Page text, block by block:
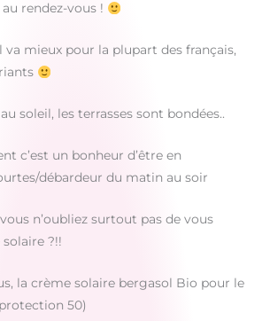
rendez-vous !
va mieux pour la plupart des français,
soleil, les terrasses sont bondées..
c’est un bonheur d’être en
débardeur du matin au soir
n’oubliez surtout pas de vous
?!!
la crème solaire bergasol Bio pour le
50)